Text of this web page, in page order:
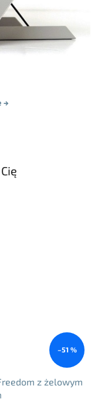
→
–51 %
z żelowym